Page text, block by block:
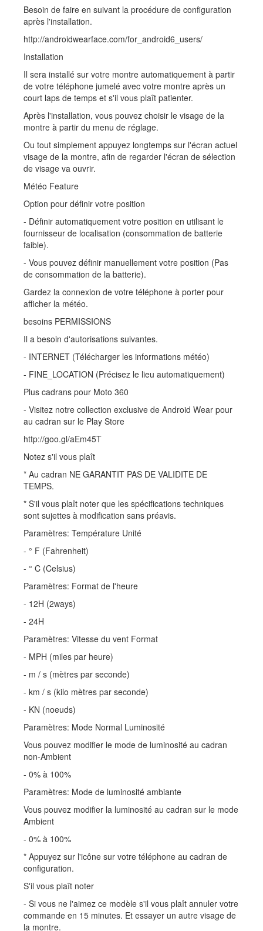
Besoin de faire en suivant la procédure de configuration
après l'installation.
http://androidwearface.com/for_android6_users/
Installation
Il sera installé sur votre montre automatiquement à partir
de votre téléphone jumelé avec votre montre après un
court laps de temps et s'il vous plaît patienter.
Après l'installation, vous pouvez choisir le visage de la
montre à partir du menu de réglage.
Ou tout simplement appuyez longtemps sur l'écran actuel
visage de la montre, afin de regarder l'écran de sélection
de visage va ouvrir.
Météo Feature
Option pour définir votre position
- Définir automatiquement votre position en utilisant le
fournisseur de localisation (consommation de batterie
faible).
- Vous pouvez définir manuellement votre position (Pas
de consommation de la batterie).
Gardez la connexion de votre téléphone à porter pour
afficher la météo.
besoins PERMISSIONS
Il a besoin d'autorisations suivantes.
- INTERNET (Télécharger les informations météo)
- FINE_LOCATION (Précisez le lieu automatiquement)
Plus cadrans pour Moto 360
- Visitez notre collection exclusive de Android Wear pour
au cadran sur le Play Store
http://goo.gl/aEm45T
Notez s'il vous plaît
* Au cadran NE GARANTIT PAS DE VALIDITE DE
TEMPS.
* S'il vous plaît noter que les spécifications techniques
sont sujettes à modification sans préavis.
Paramètres: Température Unité
- ° F (Fahrenheit)
- ° C (Celsius)
Paramètres: Format de l'heure
- 12H (2ways)
- 24H
Paramètres: Vitesse du vent Format
- MPH (miles par heure)
- m / s (mètres par seconde)
- km / s (kilo mètres par seconde)
- KN (noeuds)
Paramètres: Mode Normal Luminosité
Vous pouvez modifier le mode de luminosité au cadran
non-Ambient
- 0% à 100%
Paramètres: Mode de luminosité ambiante
Vous pouvez modifier la luminosité au cadran sur le mode
Ambient
- 0% à 100%
* Appuyez sur l'icône sur votre téléphone au cadran de
configuration.
S'il vous plaît noter
- Si vous ne l'aimez ce modèle s'il vous plaît annuler votre
commande en 15 minutes. Et essayer un autre visage de
la montre.